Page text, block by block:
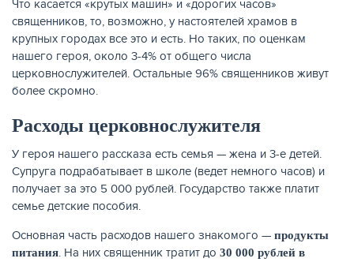
Что касается «крутых машин» и «дорогих часов»
священников, то, возможно, у настоятелей храмов в
крупных городах все это и есть. Но таких, по оценкам
нашего героя, около 3-4% от общего числа
церковнослужителей. Остальные 96% священников живут
более скромно.
Расходы церковнослужителя
У героя нашего рассказа есть семья — жена и 3-е детей.
Супруга подрабатывает в школе (ведет немного часов) и
получает за это 5 000 рублей. Государство также платит
семье детские пособия.
Основная часть расходов нашего знакомого — продукты
питания. На них священник тратит до 30 000 рублей в